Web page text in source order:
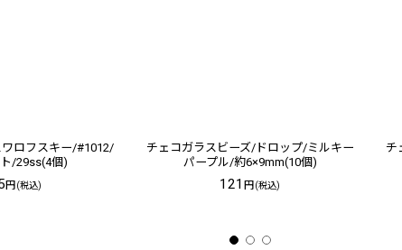
ロフスキー/#1012/
/29ss(4個)
円 (税込)
チェコガラスビーズ/ドロップ/ミルキー
パープル/約6×9mm(10個)
121円 (税込)
チ